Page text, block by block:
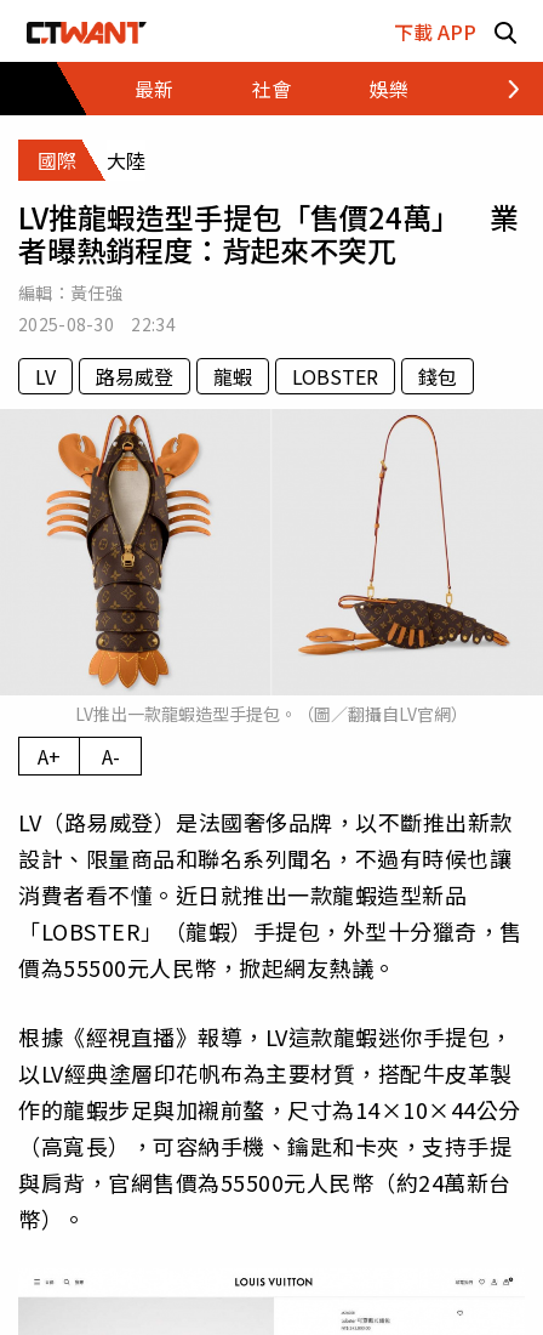
下載 APP
最新
社會 娛樂 財經
國際 大陸
LV推龍蝦造型手提包「售價24萬」 業
者曝熱銷程度：背起來不突兀
編輯： 黃任強
2025-08-30 22:34
LV 路易威登 龍蝦 LOBSTER 錢包
LV推出一款龍蝦造型手提包。（圖／翻攝自LV官網）
A+ A-
LV（路易威登）是法國奢侈品牌，以不斷推出新款
設計、限量商品和聯名系列聞名，不過有時候也讓
消費者看不懂。近日就推出一款龍蝦造型新品
「LOBSTER」（龍蝦）手提包，外型十分獵奇，售
價為55500元人民幣，掀起網友熱議。
根據《經視直播》報導，LV這款龍蝦迷你手提包，
以LV經典塗層印花帆布為主要材質，搭配牛皮革製
作的龍蝦步足與加襯前螯，尺寸為14×10×44公分
（高寬長），可容納手機、鑰匙和卡夾，支持手提
與肩背，官網售價為55500元人民幣（約24萬新台
幣）。